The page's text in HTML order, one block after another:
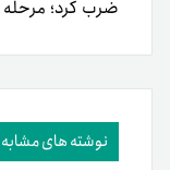
ضرب کرد؛
نوشته های مشابه